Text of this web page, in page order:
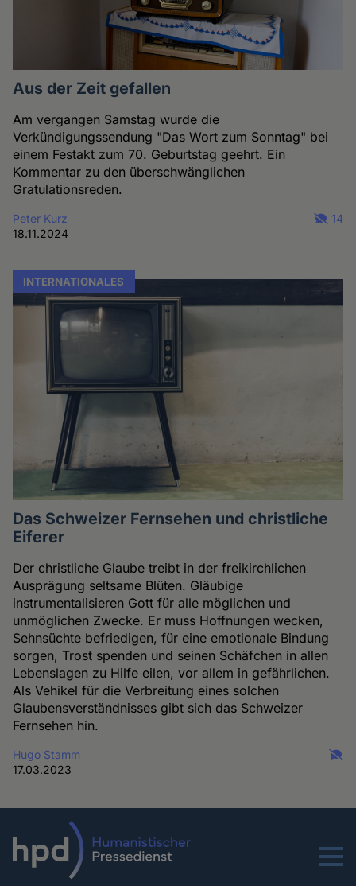
Aus der Zeit gefallen
Am vergangen Samstag wurde die
Verkündigungssendung "Das Wort zum Sonntag" bei
einem Festakt zum 70. Geburtstag geehrt. Ein
Kommentar zu den überschwänglichen
Gratulationsreden.
Peter Kurz
18.11.2024
14
INTERNATIONALES
Das Schweizer Fernsehen und christliche
Eiferer
Der christliche Glaube treibt in der freikirchlichen
Ausprägung seltsame Blüten. Gläubige
instrumentalisieren Gott für alle möglichen und
unmöglichen Zwecke. Er muss Hoffnungen wecken,
Sehnsüchte befriedigen, für eine emotionale Bindung
sorgen, Trost spenden und seinen Schäfchen in allen
Lebenslagen zu Hilfe eilen, vor allem in gefährlichen.
Als Vehikel für die Verbreitung eines solchen
Glaubensverständnisses gibt sich das Schweizer
Fernsehen hin.
Hugo Stamm
17.03.2023
Menu